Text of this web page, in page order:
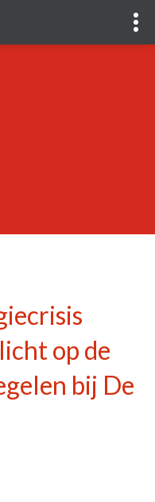
op de
bij De